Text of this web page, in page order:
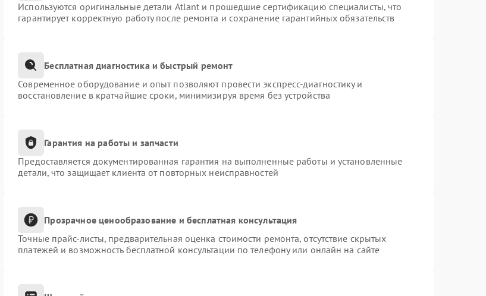
Используются оригинальные детали Atlant и прошедшие сертификацию специалисты, что
гарантирует корректную работу после ремонта и сохранение гарантийных обязательств
Бесплатная диагностика и быстрый ремонт
Современное оборудование и опыт позволяют провести экспресс-диагностику и
восстановление в кратчайшие сроки, минимизируя время без устройства
Гарантия на работы и запчасти
Предоставляется документированная гарантия на выполненные работы и установленные
детали, что защищает клиента от повторных неисправностей
Прозрачное ценообразование и бесплатная консультация
Точные прайс-листы, предварительная оценка стоимости ремонта, отсутствие скрытых
платежей и возможность бесплатной консультации по телефону или онлайн на сайте